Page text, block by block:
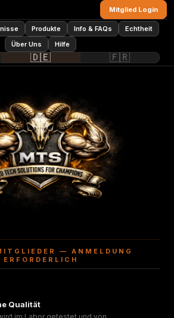
Produkte Info & FAQs
Echtheit
Über Uns
Hilfe
🇩🇪 🇫🇷
Mitglied Login
— ANMELDUNG
ERFORDERLICH
Qualität